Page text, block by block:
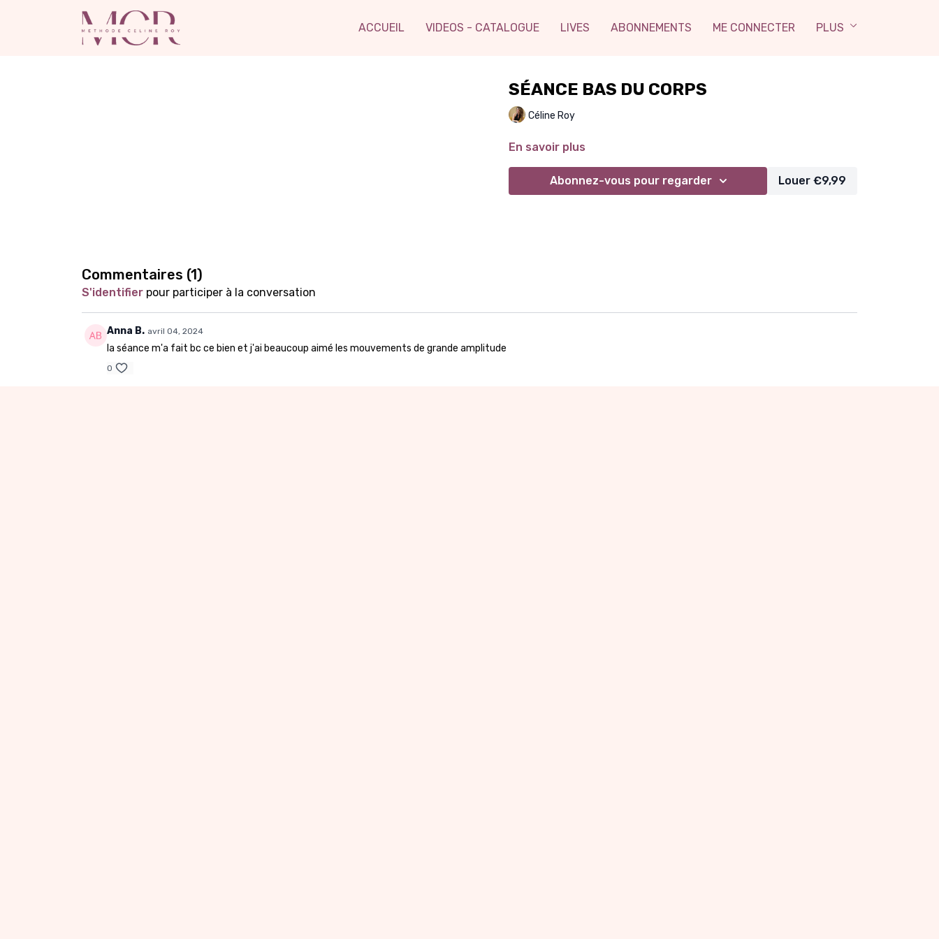
ACCUEIL VIDEOS - CATALOGUE LIVES ABONNEMENTS ME CONNECTER PLUS
SÉANCE BAS DU CORPS
Céline Roy
En savoir plus
Abonnez-vous pour regarder Louer €9,99
Commentaires (1)
S'identifier pour participer à la conversation
Anna B. avril 04, 2024
la séance m'a fait bc ce bien et j'ai beaucoup aimé les mouvements de grande amplitude
0